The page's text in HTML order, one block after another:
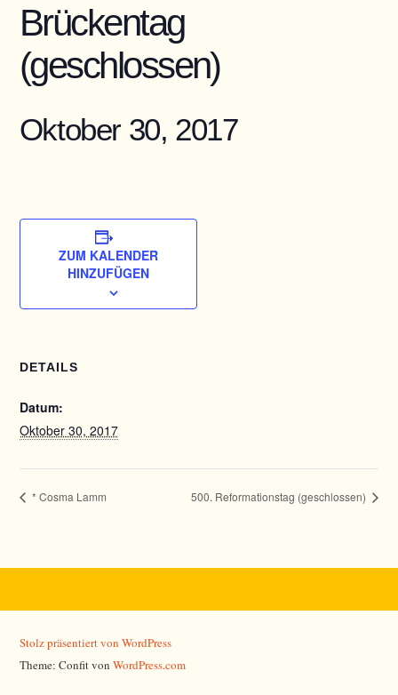
Brückentag
(geschlossen)
Oktober 30, 2017
ZUM KALENDER
HINZUFÜGEN
DETAILS
Datum:
Oktober 30, 2017
* Cosma Lamm 500. Reformationstag (geschlossen)
Stolz präsentiert von WordPress
Theme: Confit von WordPress.com